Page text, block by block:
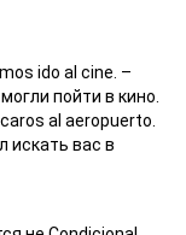
ido al cine. –
пойти в кино.
al aeropuerto.
искать вас в